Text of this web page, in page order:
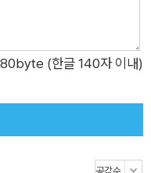
(한글 140자 이내)